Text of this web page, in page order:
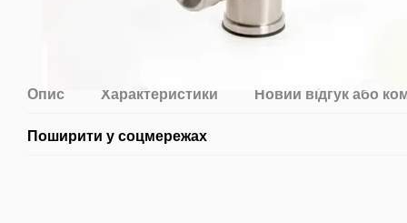
Опис Характеристики Новий відгук або
Поширити у соцмережах